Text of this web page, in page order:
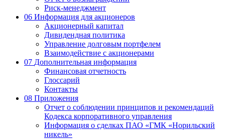
Риск-менеджмент
06 Информация для акционеров
Акционерный капитал
Дивидендная политика
Управление долговым портфелем
Взаимодействие с акционерами
07 Дополнительная информация
Финансовая отчетность
Глоссарий
Контакты
08 Приложения
Отчет о соблюдении принципов и рекомендаций
Кодекса корпоративного управления
Информация о сделках ПАО «ГМК «Норильский
никель»